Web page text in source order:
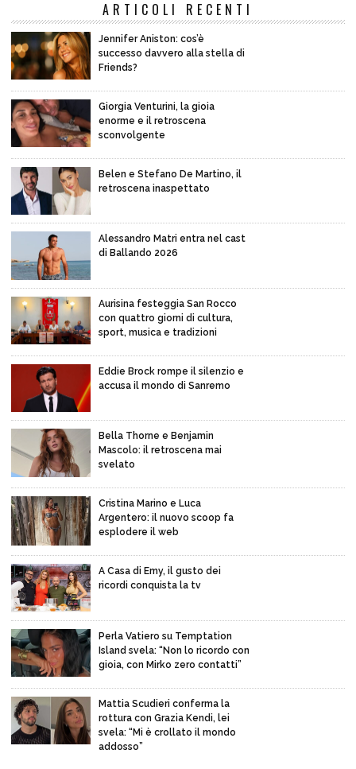
ARTICOLI RECENTI
Jennifer Aniston: cos’è
successo davvero alla stella di
Friends?
Giorgia Venturini, la gioia
enorme e il retroscena
sconvolgente
Belen e Stefano De Martino, il
retroscena inaspettato
Alessandro Matri entra nel cast
di Ballando 2026
Aurisina festeggia San Rocco
con quattro giorni di cultura,
sport, musica e tradizioni
Eddie Brock rompe il silenzio e
accusa il mondo di Sanremo
Bella Thorne e Benjamin
Mascolo: il retroscena mai
svelato
Cristina Marino e Luca
Argentero: il nuovo scoop fa
esplodere il web
A Casa di Emy, il gusto dei
ricordi conquista la tv
Perla Vatiero su Temptation
Island svela: “Non lo ricordo con
gioia, con Mirko zero contatti”
Mattia Scudieri conferma la
rottura con Grazia Kendi, lei
svela: “Mi è crollato il mondo
addosso”